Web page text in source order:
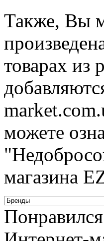
Также, Вы
товарах из
можете
магазина